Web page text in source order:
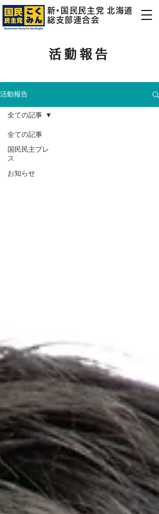
新・ 国民民主 党 北海道
総支部連合会
活動報告
活動報告
全ての記事
国民民主プレ
ス
お知らせ
全ての記事